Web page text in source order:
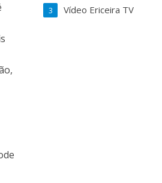
Vídeo Ericeira TV
3